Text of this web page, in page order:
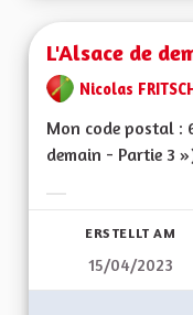
L'Alsace de
Nicolas
Mon code postal :
demain - Partie 3
ERSTELLT AM
15/04/2023